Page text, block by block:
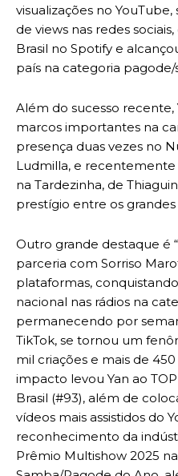
visualizações no
de views nas redes
Brasil no Spotify e
país na categoria
Além do sucesso
marcos importantes na
presença duas vezes no
Ludmilla, e
na Tardezinha, de
prestígio entre os
Outro grande destaque é
parceria com Sorriso
plataformas, conquistando
nacional nas rádios na
permanecendo por
TikTok, se tornou um
mil criações e mais de
impacto levou Yan ao
Brasil (#93), além de
vídeos mais assistidos do
reconhecimento da
Prêmio Multishow 2025